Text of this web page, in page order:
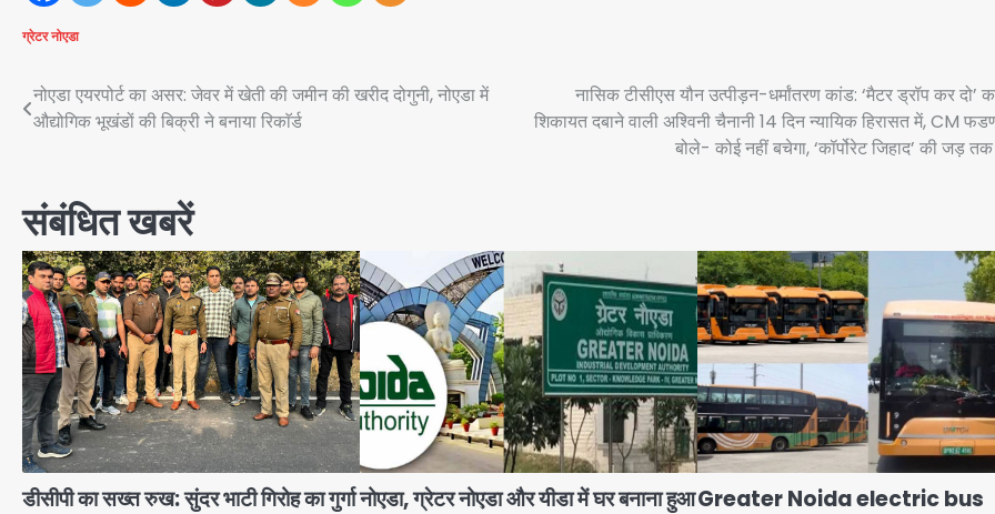
ग्रेटर नोएडा
Post
navigation
नोएडा एयरपोर्ट का असर: जेवर में खेती की जमीन की खरीद दोगुनी, नोएडा में
औद्योगिक भूखंडों की बिक्री ने बनाया रिकाॅर्ड
नासिक टीसीएस यौन उत्पीड़न-धर्मांतरण कांड: ‘मैटर ड्रॉप कर दो’
शिकायत दबाने वाली अश्विनी चैनानी 14 दिन न्यायिक हिरासत में, CM
बोले- कोई नहीं बचेगा, ‘कॉर्पोरेट जिहाद’ की जड़
संबंधित खबरें
डीसीपी का सख्त रुख: सुंदर भाटी गिरोह का गुर्गानोएडा, ग्रेटर नोएडा और यीडा में घर बनाना हुआGreater Noida electric bus